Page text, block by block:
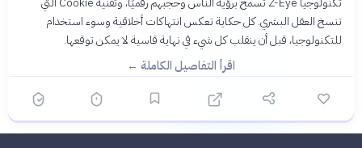
تنسخ العقل البشري. كل حكاية تعكس انتهاكات أخلاقية وسوء استخدام
للتكنولوجيا، قبل أن ينقلب كل شيء في نهاية قاسية لا يمكن توقعها.
اقرأ التفاصيل الكاملة ←